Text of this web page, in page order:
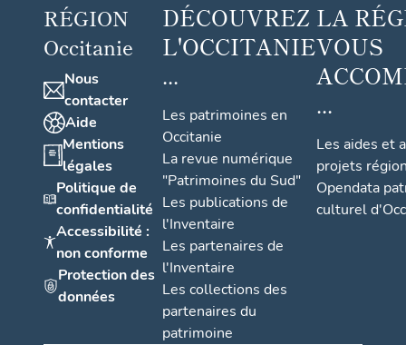
RÉGION
Occitanie
Nous
contacter
Aide
Mentions
légales
Politique de
confidentialité
Accessibilité :
non conforme
Protection des
données
DÉCOUVREZ
L'OCCITANIE
...
Les patrimoines en
Occitanie
La revue numérique
"Patrimoines du Sud"
Les publications de
l'Inventaire
Les partenaires de
l'Inventaire
Les collections des
partenaires du
patrimoine
LA
VOUS
...
Les aides et
projets
Opendata
culturel